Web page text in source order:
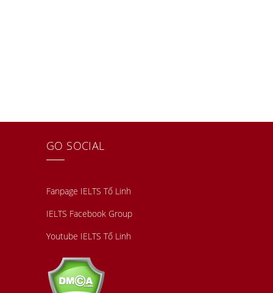
GO SOCIAL
Fanpage IELTS Tố Linh
IELTS Facebook Group
Youtube IELTS Tố Linh